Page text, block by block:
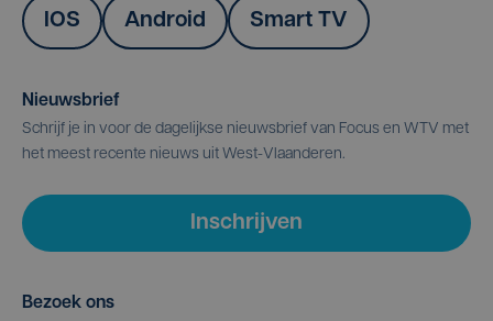
IOS Android Smart TV
Nieuwsbrief
Schrijf je in voor de dagelijkse nieuwsbrief van Focus en WTV met
het meest recente nieuws uit West-Vlaanderen.
Inschrijven
Bezoek ons